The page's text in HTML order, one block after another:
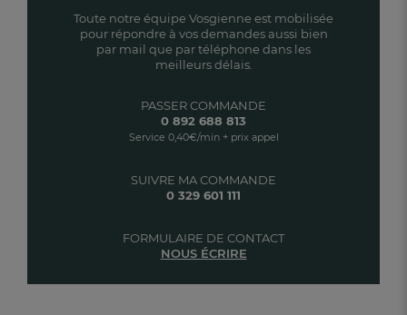
Toute notre équipe Vosgienne est mobilisée
pour répondre à vos demandes aussi bien
par mail que par téléphone dans les
meilleurs délais.
SUIVRE MA COMMANDE
0 329 601 111
PASSER COMMANDE
0 892 688 813
Service 0,40€/min + prix appel
FORMULAIRE DE CONTACT
NOUS ÉCRIRE